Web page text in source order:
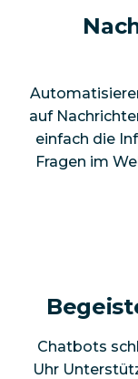
auf
einfach die
Fragen im
Chatbots
Uhr